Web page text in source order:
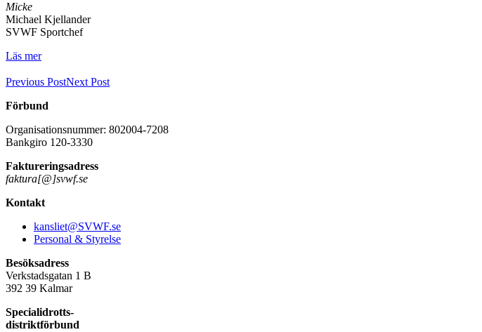
Micke
Michael Kjellander
SVWF Sportchef
Läs mer
Previous PostNext Post
Förbund
Organisationsnummer: 802004-7208
Bankgiro 120-3330
Faktureringsadress
faktura[@]svwf.se
Kontakt
kansliet@SVWF.se
Personal & Styrelse
Besöksadress
Verkstadsgatan 1 B
392 39 Kalmar
Specialidrotts-
distriktförbund